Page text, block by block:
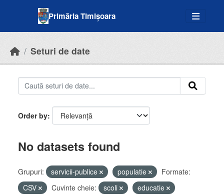
Primăria Timișoara
Seturi de date
Order by
No datasets found
Grupuri: servicii-publice populatie
Formate:
CSV
Cuvinte cheie: scoli
educatie